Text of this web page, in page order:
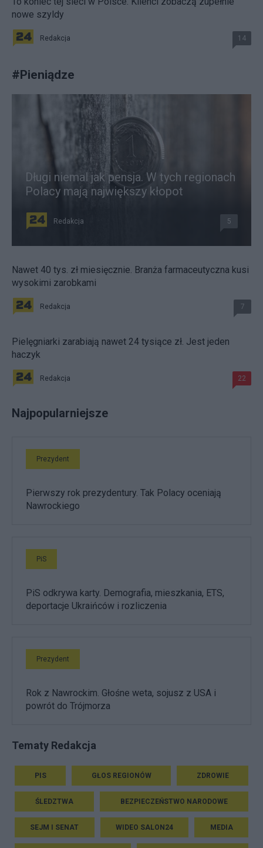
nowe szyldy
Redakcja 14
#Pieniądze
Długi niemal jak pensja. W tych regionach
Polacy mają największy kłopot
Redakcja 5
Nawet 40 tys. zł miesięcznie. Branża farmaceutyczna kusi
wysokimi zarobkami
Redakcja 7
Pielęgniarki zarabiają nawet 24 tysiące zł. Jest jeden
haczyk
Redakcja 22
Najpopularniejsze
Prezydent
Pierwszy rok prezydentury. Tak Polacy oceniają
Nawrockiego
PiS
PiS odkrywa karty. Demografia, mieszkania, ETS,
deportacje Ukraińców i rozliczenia
Prezydent
Rok z Nawrockim. Głośne weta, sojusz z USA i
powrót do Trójmorza
Tematy Redakcja
PIS GŁOS REGIONÓW ZDROWIE
ŚLEDZTWA BEZPIECZEŃSTWO NARODOWE
SEJM I SENAT WIDEO SALON24 MEDIA